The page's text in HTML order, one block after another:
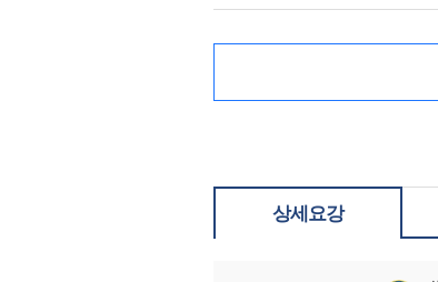
상세요강